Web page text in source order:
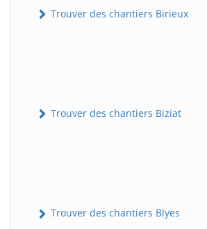
Trouver des chantiers Birieux
Trouver des chantiers Biziat
Trouver des chantiers Blyes